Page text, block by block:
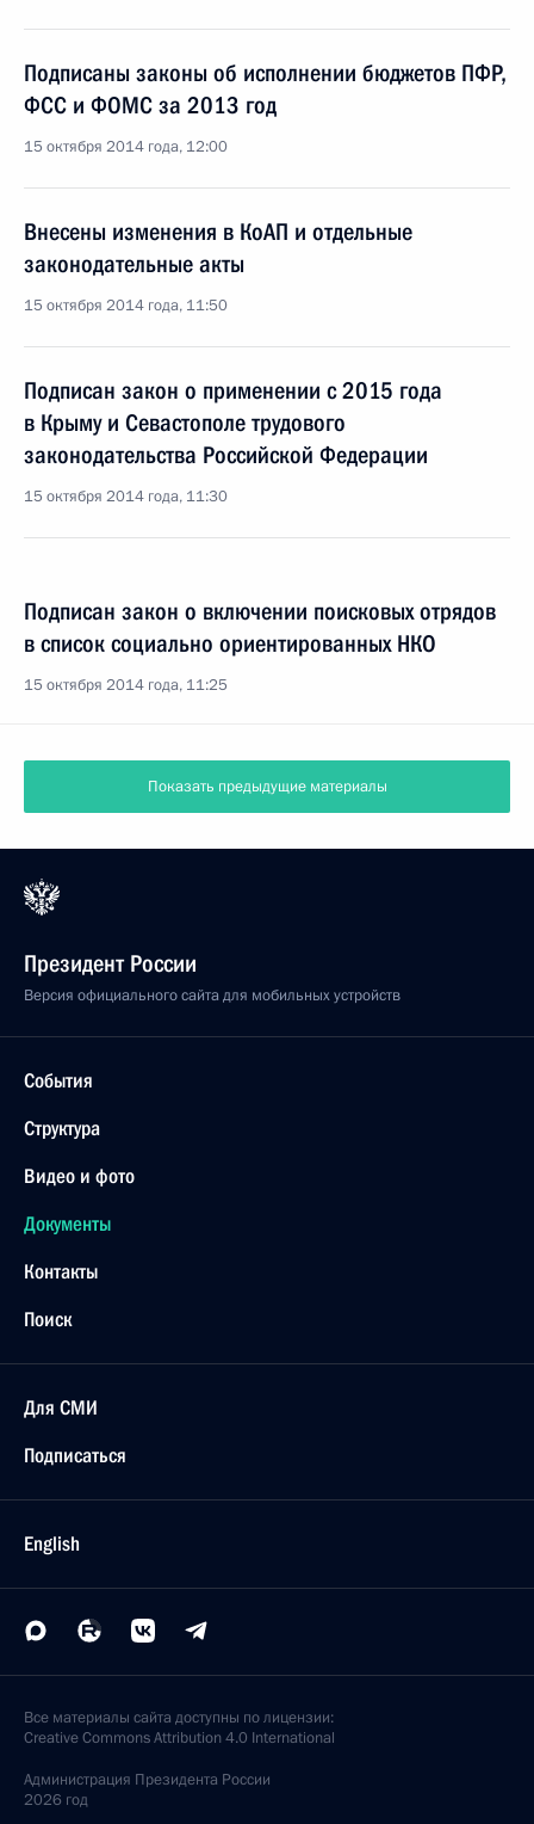
Подписаны законы об исполнении бюджетов ПФР,
ФСС и ФОМС за 2013 год
15 октября 2014 года, 12:00
Внесены изменения в КоАП и отдельные
законодательные акты
15 октября 2014 года, 11:50
Подписан закон о применении с 2015 года
в Крыму и Севастополе трудового
законодательства Российской Федерации
15 октября 2014 года, 11:30
Подписан закон о включении поисковых отрядов
в список социально ориентированных НКО
15 октября 2014 года, 11:25
Показать предыдущие материалы
Президент России
Версия официального сайта для мобильных устройств
События
Структура
Видео и фото
Документы
Контакты
Поиск
Для СМИ
Подписаться
English
Все материалы сайта доступны по лицензии:
Creative Commons Attribution 4.0 International
Администрация Президента России
2026 год